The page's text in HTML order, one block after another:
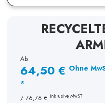
Ab
64,50 € Ohne
*
/76,76 € inklusive MwST